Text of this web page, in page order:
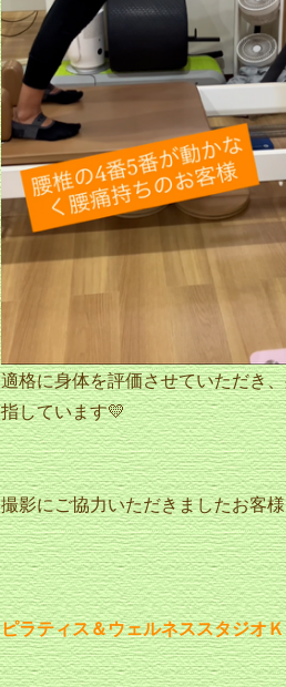
適格に身体を評価させていただき
指しています💛
撮影にご協力いただきましたお客
ピラティス＆ウェルネススタジオ